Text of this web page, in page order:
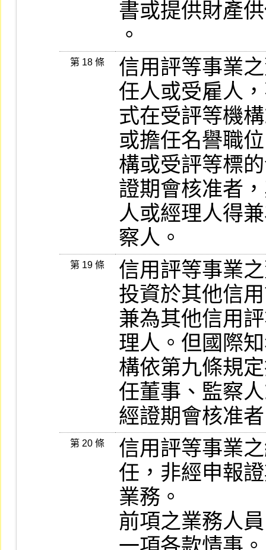
書或提供財產
第 18 條
信用評等事業
任人或受雇人
式在受評等機
或擔任名譽職
構或受評等標
證期會核准者
人或經理人得
第 19 條
信用評等事業
投資於其他信
兼為其他信用
理人。但國際
構依第九條規
任董事、監察
第 20 條
信用評等事業
任，非經申報
業務。
前項之業務人